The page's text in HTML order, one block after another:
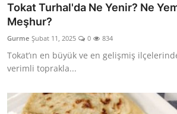
Tokat Turhal'da Ne Yenir? Ne
Meşhur?
Gurme Şubat 11, 2025 0 834
Tokat’ın en büyük ve en gelişmiş
verimli toprakla...